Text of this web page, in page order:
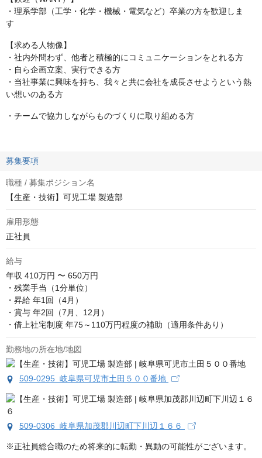
・理系学部（工学・化学・機械・電気など）卒業の方を歓迎しま
す
【求める人物像】
・社内外問わず、他者と積極的にコミュニケーションをとれる方
・自ら企画立案、実行できる方
・当社事業に興味を持ち、我々と共に会社を成長させようという熱
い想いのある方
・チームで協力しながらものづくりに取り組める方
募集要項
職種 / 募集ポジション名
【生産・技術】可児工場 製造部
雇用形態
正社員
給与
年収 410万円 〜 650万円
・残業手当（1分単位）
・昇給 年1回（4月）
・賞与 年2回（7月、12月）
・借上社宅制度 年75～110万円程度の補助（適用条件あり）
勤務地の所在地/地図
509-0295 岐阜県可児市土田５００番地
509-0306 岐阜県加茂郡川辺町下川辺１６６
※正社員総合職のため将来的に転勤・異動の可能性がございます。